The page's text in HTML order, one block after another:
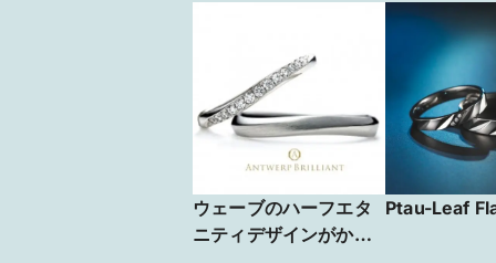
ウェーブのハーフエタ
ニティデザインがかわ
Ptau-Leaf